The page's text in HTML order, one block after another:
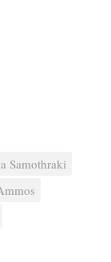
Samothraki